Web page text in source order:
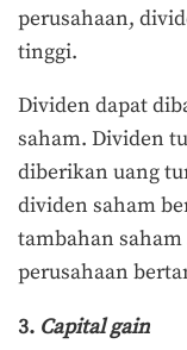
perusahaan,
tinggi.
Dividen dapat
saham. Dividen
diberikan uang
dividen saham
tambahan
perusahaan
3. Capital gain